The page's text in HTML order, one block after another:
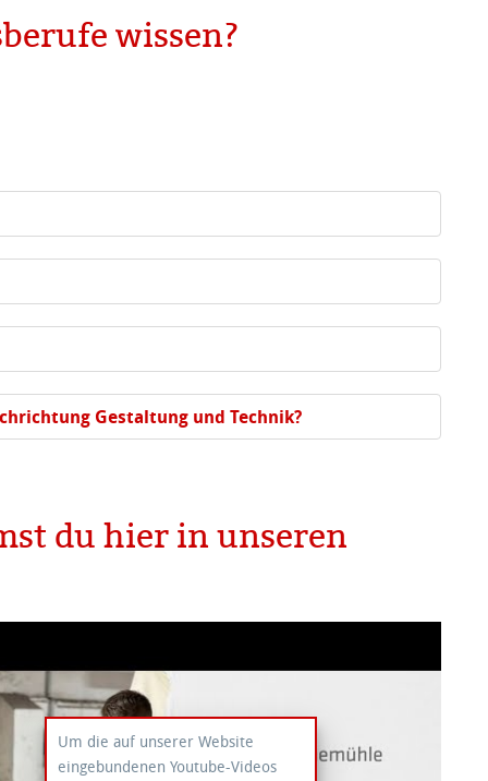
wissen?
Gestaltung und Technik?
du hier in unseren
Um die auf unserer Website
eingebundenen Youtube-Videos